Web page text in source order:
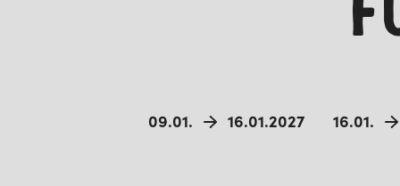
09.01. 16.01.2027 16.01.